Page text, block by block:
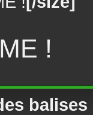
!
balises